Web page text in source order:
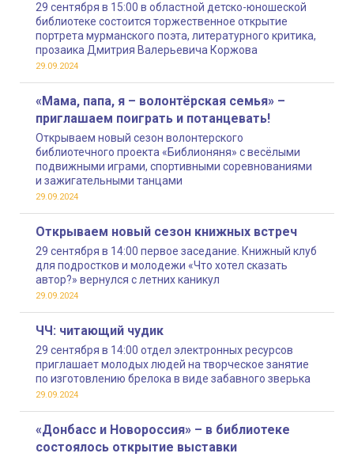
29 сентября в 15:00 в областной детско-юношеской
библиотеке состоится торжественное открытие
портрета мурманского поэта, литературного критика,
прозаика Дмитрия Валерьевича Коржова
29.09.2024
«Мама, папа, я – волонтёрская семья» –
приглашаем поиграть и потанцевать!
Открываем новый сезон волонтерского
библиотечного проекта «Библионяня» с весёлыми
подвижными играми, спортивными соревнованиями
и зажигательными танцами
29.09.2024
Открываем новый сезон книжных встреч
29 сентября в 14:00 первое заседание. Книжный клуб
для подростков и молодежи «Что хотел сказать
автор?» вернулся с летних каникул
29.09.2024
ЧЧ: читающий чудик
29 сентября в 14:00 отдел электронных ресурсов
приглашает молодых людей на творческое занятие
по изготовлению брелока в виде забавного зверька
29.09.2024
«Донбасс и Новороссия» – в библиотеке
состоялось открытие выставки